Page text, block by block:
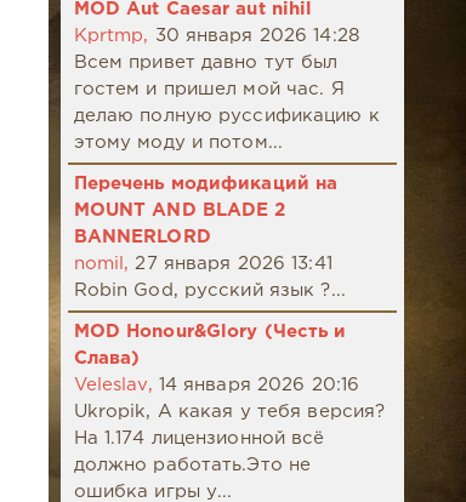
MOD Aut Caesar aut nihil
Kprtmp,
30 января 2026 14:28
Всем привет давно тут был
гостем и пришел мой час. Я
делаю полную руссификацию к
этому моду и потом...
Перечень модификаций на
MOUNT AND BLADE 2
BANNERLORD
nomil, 27 января 2026 13:41
Robin God, русский язык ?...
MOD Honour&Glory (Честь и
Слава)
Veleslav,
14 января 2026 20:16
Ukropik, А какая у тебя версия?
На 1.174 лицензионной всё
должно работать.Это не
ошибка игры у...